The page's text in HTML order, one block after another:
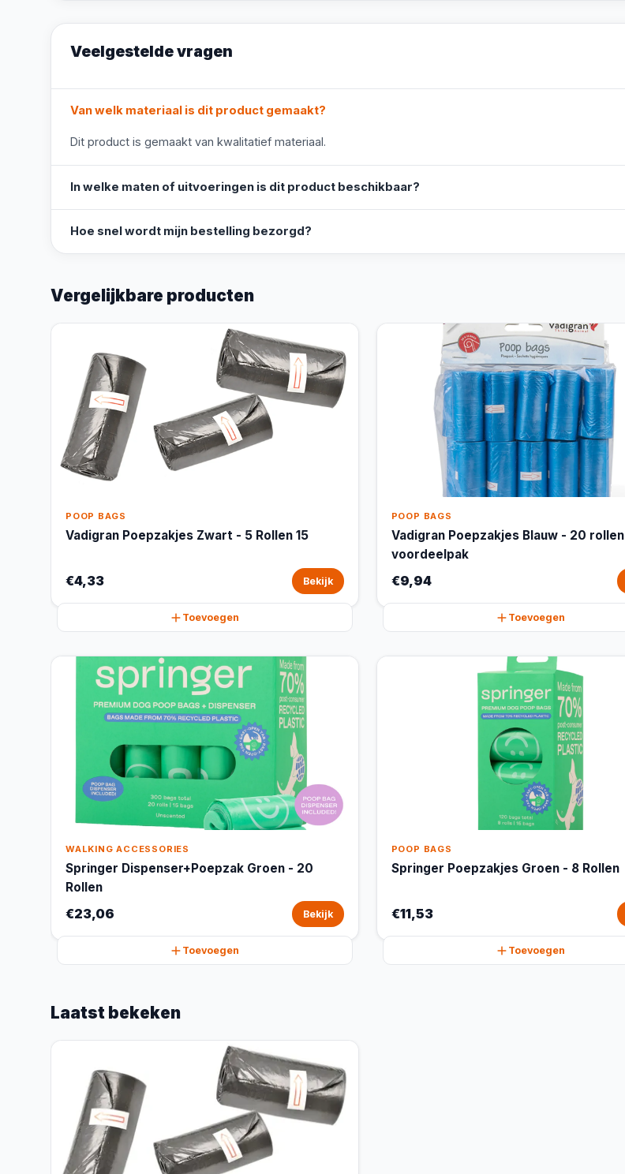
Veelgestelde vragen
Van welk materiaal is dit product gemaakt?
Dit product is gemaakt van kwalitatief materiaal.
In welke maten of uitvoeringen is dit product beschikbaar?
Hoe snel wordt mijn bestelling bezorgd?
Vergelijkbare producten
POOP BAGS
Vadigran Poepzakjes Zwart - 5 Rollen 15
€4,33 Bekijk
Toevoegen
POOP BAGS
Vadigran Poepzakjes Blauw - 20 rollen
voordeelpak
€9,94
Toevoegen
WALKING ACCESSORIES
Springer Dispenser+Poepzak Groen - 20
Rollen
€23,06 Bekijk
Toevoegen
POOP BAGS
Springer Poepzakjes Groen - 8 Rollen
€11,53
Toevoegen
Laatst bekeken